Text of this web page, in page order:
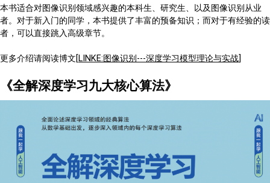
本书适合对图像识别领域感兴趣的本科生、研究生、以及图像识别从业
者。对于新入门的同学，本书提供了丰富的预备知识；而对于有经验的读
者，可以直接跳入高级章节。
更多介绍请阅读博文[LINKE:图像识别---深度学习模型理论与实战]
《全解深度学习九大核心算法》